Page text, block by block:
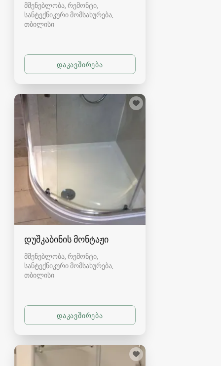
მშენებლობა, რემონტი,
სანტექნიკური მომსახურება
თბილისი
დუშკაბინის მონტაჟი
მშენებლობა, რემონტი,
სანტექნიკური მომსახურება
თბილისი